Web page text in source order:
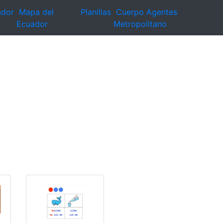
Mapa del
Ecuador
Planillas Cuerpo Agentes
Metropolitano